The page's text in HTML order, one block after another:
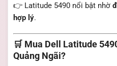
👉 Latitude 5490 nổi bật nhờ
hợp lý.
🛒 Mua Dell Latitude
Quảng Ngãi?